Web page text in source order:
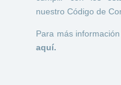
nuestro Código de
Para más
aquí.